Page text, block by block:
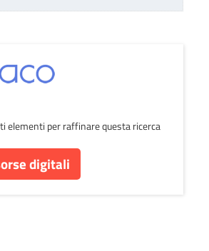
elementi per raffinare questa ricerca
digitali